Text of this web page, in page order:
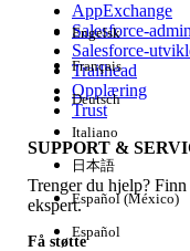
Erfaring
AppExchange
Salesforce-
Salesforce-
Trailhead
Opplæring
Trust
SUPPORT &
Trenger du hjelp?
ekspert.
Få støtte
Engelsk
Français
Deutsch
Italiano
日本語
Español (México)
Español